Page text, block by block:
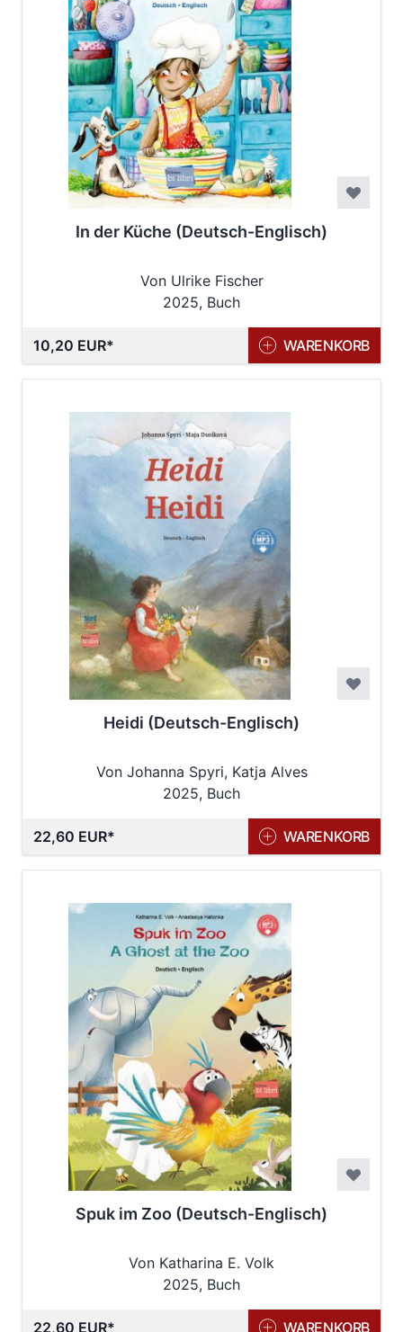
In der Küche (Deutsch-Englisch)
Von Ulrike Fischer
2025, Buch
10,20 EUR WARENKORB
Heidi (Deutsch-Englisch)
Von Johanna Spyri, Katja Alves
2025, Buch
22,60 EUR WARENKORB
Spuk im Zoo (Deutsch-Englisch)
Von Katharina E. Volk
2025, Buch
22,60 EUR WARENKORB